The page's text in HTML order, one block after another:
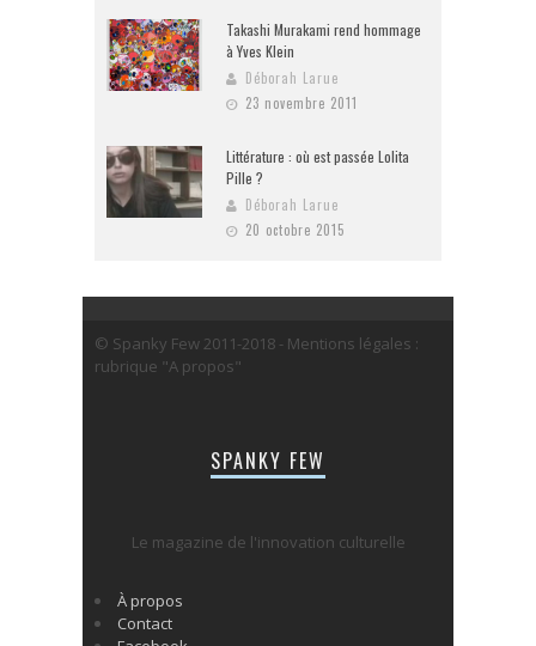
Takashi Murakami rend hommage
à Yves Klein
Déborah Larue
23 novembre 2011
Littérature : où est passée Lolita
Pille ?
Déborah Larue
20 octobre 2015
© Spanky Few 2011-2018 - Mentions légales :
rubrique "A propos"
SPANKY FEW
Le magazine de l'innovation culturelle
À propos
Contact